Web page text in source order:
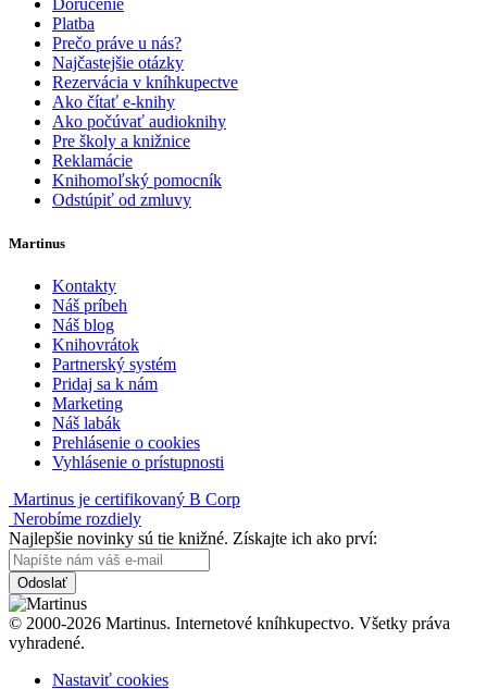
Doručenie
Platba
Prečo práve u nás?
Najčastejšie otázky
Rezervácia v kníhkupectve
Ako čítať e-knihy
Ako počúvať audioknihy
Pre školy a knižnice
Reklamácie
Knihomoľský pomocník
Odstúpiť od zmluvy
Martinus
Kontakty
Náš príbeh
Náš blog
Knihovrátok
Partnerský systém
Pridaj sa k nám
Marketing
Náš labák
Prehlásenie o cookies
Vyhlásenie o prístupnosti
Martinus je certifikovaný B Corp
Nerobíme rozdiely
Najlepšie novinky sú tie knižné. Získajte ich ako prví:
Odoslať
© 2000-2026 Martinus. Internetové kníhkupectvo. Všetky práva
vyhradené.
Nastaviť cookies